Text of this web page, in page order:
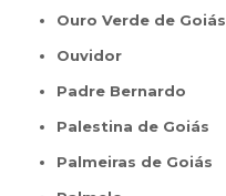
Ouro Verde de Goiás
Ouvidor
Padre Bernardo
Palestina de Goiás
Palmeiras de Goiás